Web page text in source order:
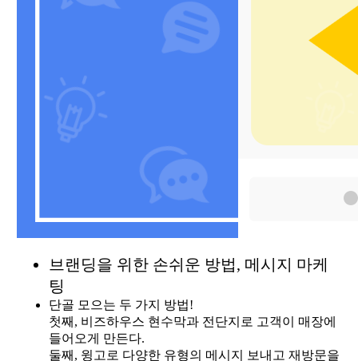
브랜딩을 위한 손쉬운 방법, 메시지 마케
팅
단골 모으는 두 가지 방법!
첫째, 비즈하우스 현수막과 전단지로 고객이 매장에
들어오게 만든다.
둘째, 윙고로 다양한 유형의 메시지 보내고 재방문을